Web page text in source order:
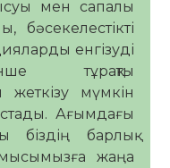
мен сапалы
бәсекелестікті
енгізуді
тұрақты
жеткізу мүмкін
Ағымдағы
біздің барлық
жаңа